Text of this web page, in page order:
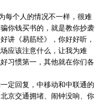
每个人的情况不一样，很难
你钱买书的，就是教你抄袭
讲《易筋经》，你好好听，
应该注意什么，让我为难
习惯第一，其他就在你们各
定回复，中移动和中联通的
京交通拥堵、闹钟没响、你